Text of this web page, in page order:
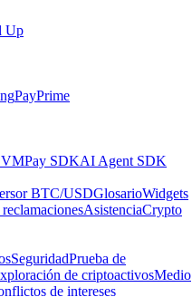
Up
PayPrime
Pay SDKAI Agent SDK
BTC/USDGlosarioWidgets
AsistenciaCrypto
SeguridadPrueba de
de criptoactivosMedio
de intereses